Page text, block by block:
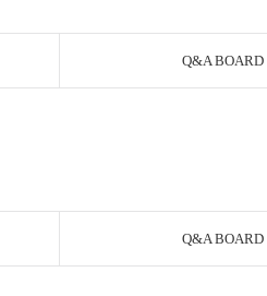
Q&A BOARD
Q&A BOARD